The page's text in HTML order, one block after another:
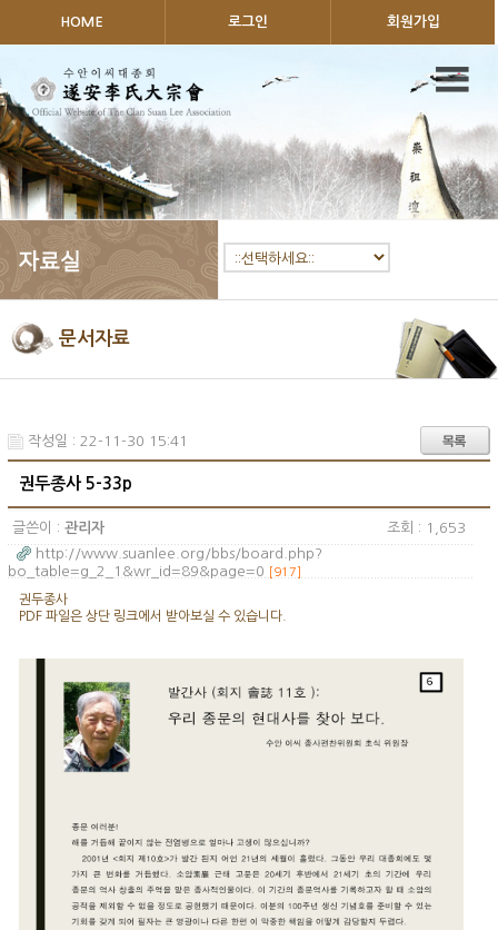
HOME 로그인 회원가입
문서자료
작성일 : 22-11-30 15:41
권두종사 5-33p
글쓴이 : 관리자
조회 : 1,653
http://www.suanlee.org/bbs/board.php?
bo_table=g_2_1&wr_id=89&page=0
[917]
권두종사
PDF 파일은 상단 링크에서 받아보실 수 있습니다.